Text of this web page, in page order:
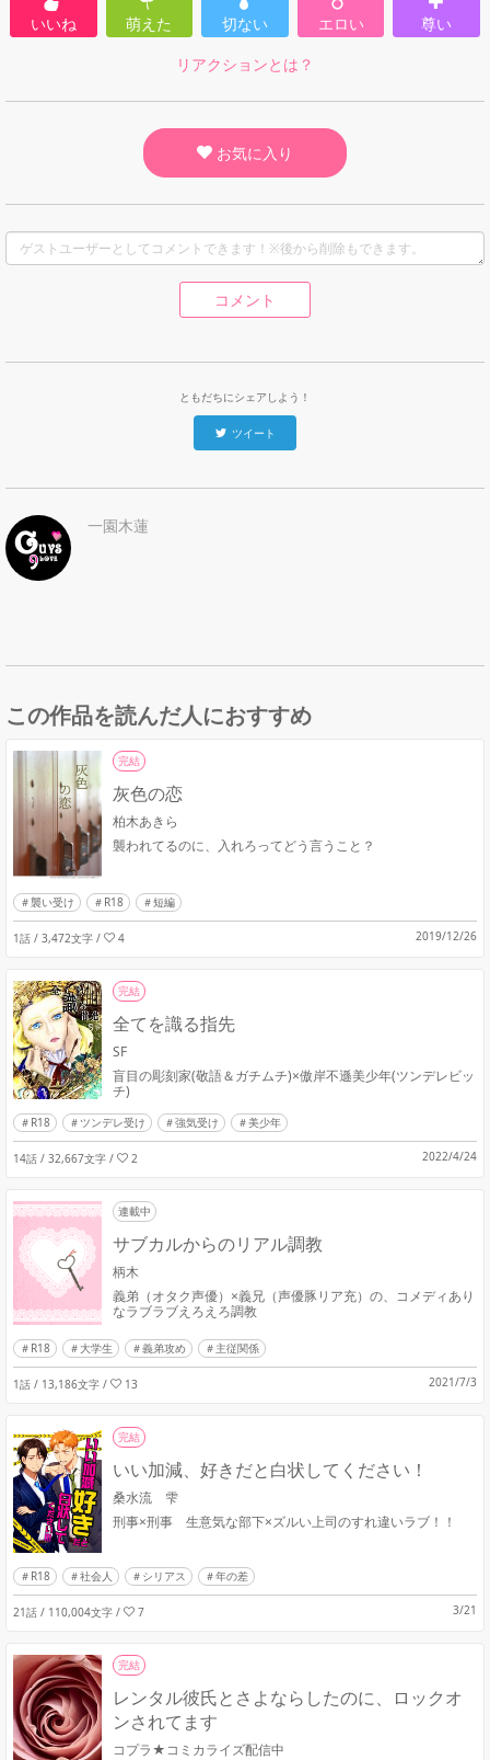
いいね 萌えた 切ない エロい
尊い
リアクションとは？
お気に入り
コメント
ともだちにシェアしよう！
ツイート
一園木蓮
この作品を読んだ人におすすめ
完結
灰色の恋
柏木あきら
襲われてるのに、入れろってどう言うこと？
襲い受け R18 短編
1話 / 3,472文字 / 4 2019/12/26
完結
全てを識る指先
SF
盲目の彫刻家(敬語＆ガチムチ)×傲岸不遜美少年(ツンデレビッ
チ)
R18 ツンデレ受け 強気受け 美少年
14話 / 32,667文字 / 2 2022/4/24
連載中
サブカルからのリアル調教
柄木
義弟（オタク声優）×義兄（声優豚リア充）の、コメディあり
なラブラブえろえろ調教
R18 大学生 義弟攻め 主従関係
1話 / 13,186文字 / 13 2021/7/3
完結
いい加減、好きだと白状してください！
桑水流 雫
刑事×刑事 生意気な部下×ズルい上司のすれ違いラブ！！
R18 社会人 シリアス 年の差
21話 / 110,004文字 / 7 3/21
完結
レンタル彼氏とさよならしたのに、ロックオ
ンされてます
コプラ★コミカライズ配信中